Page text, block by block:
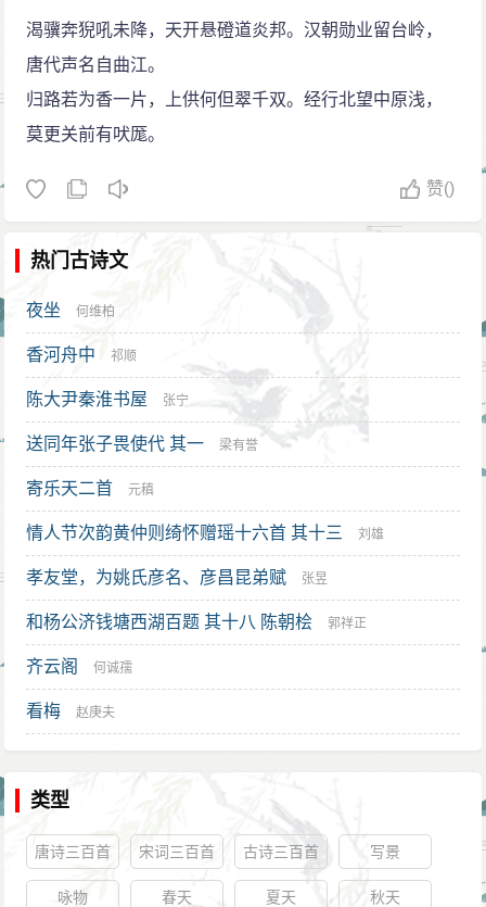
报，派马应房等率水军到顺德黄连乡北拦江截击，奈何
寡不敌众，败于敌手。邦彦又趁李成栋进攻张家玉部之
机，会同高明麦而炫、欧怀昊一举攻下江门。
妻儿被杀，战事失利
佟养甲，用卑劣手段突袭顺德，抓走了在龙山避难的陈
邦彦的两个儿子和尹、虞尹和一个姓何的妾，把他们作
为人质，招降陈邦彦。邦彦在招降书上凛然批复：“妾辱
之，子杀之，皆唯命。身为忠臣，义不顾妻子也。”这一
妾二子，后来都被清军杀害。
1647年（永历元年）七月，陈邦彦在广州物色到被
迫降清的杨可观、杨景烨、黄天锡等三位前明军官，让
他们在城中做内应；又布置三千“花山盗”向清军诈降，混
迹于清军之中，伺机起事。他和前明礼部尚书陈子壮
（南海人）则计划好兵分两路，同时进攻广州。陈子壮
兵出九江，负责攻打西南方，陈邦彦统率水军，集中突
击西北。三方面约定七月七日为举事之日。然而由于某
些尚不清楚的原因，事情的进展不能如意。陈子壮的部
队提早了两天到达广州，驻扎在五羊驿。他的一名家僮
被清军俘虏，供出实情（一说有叛僧告密），结果城内
三千“花山盗”和杨可观等三人均被清军查获处死。
形势对二陈十分不利。这时李成栋在东莞击败张家
玉，回城途中，船队驶到禺珠洲，与陈邦彦水军碰个正
着，双方于是展开了一场血战。陈军借着风势发动火
攻，李成栋抵敌不住，往后败走，陈军在后紧追不舍。
当时，陈子壮的部队正埋伏在白鹅潭附近，准备随时接
渴骥奔猊吼未降，天开悬磴道炎邦。汉朝勋业留台岭，
唐代声名自曲江。
归路若为香一片，上供何但翠千双。经行北望中原浅，
莫更关前有吠厖。
赞()
热门古诗文
夜坐 何维柏
香河舟中 祁顺
陈大尹秦淮书屋 张宁
送同年张子畏使代 其一 梁有誉
寄乐天二首 元稹
情人节次韵黄仲则绮怀赠瑶十六首 其十三 刘雄
孝友堂，为姚氏彦名、彦昌昆弟赋 张昱
和杨公济钱塘西湖百题 其十八 陈朝桧 郭祥正
齐云阁 何诚孺
看梅 赵庚夫
类型
唐诗三百首 宋词三百首 古诗三百首 写景
咏物 春天 夏天 秋天